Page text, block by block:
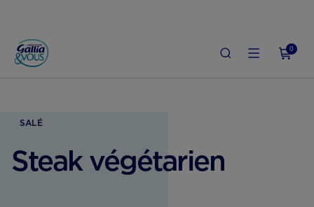
0
ACCUEIL STEAK VÉGÉTARIEN
SALÉ
Steak végétarien